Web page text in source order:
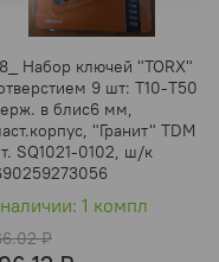
Набор ключей "TORX"
9 шт: Т10-Т50
в блис6 мм,
"Гранит" TDM
SQ1021-0102, ш/к
1 компл
₽